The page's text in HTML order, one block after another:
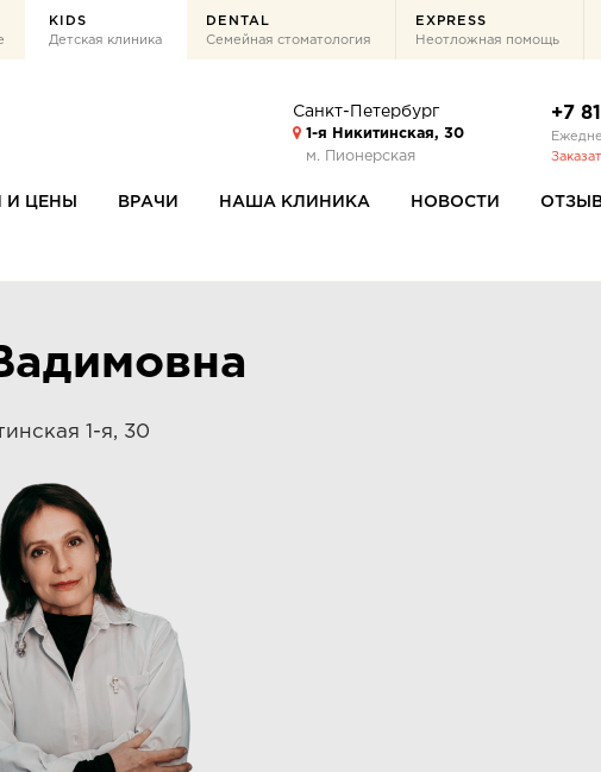
KIDS
Детская клиника
DENTAL
Семейная стоматология
EXPRESS
Неотложная помощь
Санкт-Петербург
1-я Никитинская, 30
м. Пионерская
+7
И ЦЕНЫ ВРАЧИ НАША КЛИНИКА НОВОСТИ
1-я, 30